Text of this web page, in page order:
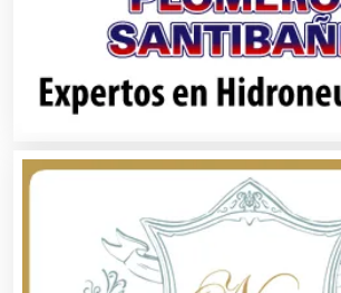
Aluminio
Análisis Clínicos